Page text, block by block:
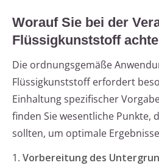
Worauf Sie bei der
Flüssigkunststoff
Die ordnungsgemäße
Flüssigkunststoff erfordert
Einhaltung spezifischer
finden Sie wesentliche Punkte,
sollten, um optimale
1. Vorbereitung des